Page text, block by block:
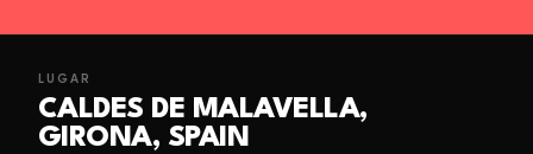
LUGAR
CALDES DE MALAVELLA,
GIRONA, SPAIN